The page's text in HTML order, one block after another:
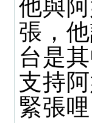
他與
張，
台是
支持
緊張哩